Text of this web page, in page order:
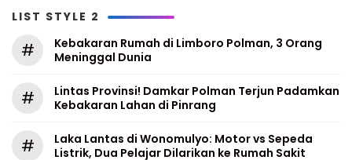
LIST STYLE 2
#
Kebakaran Rumah di Limboro Polman, 3 Orang
Meninggal Dunia
#
Lintas Provinsi! Damkar Polman Terjun Padamkan
Kebakaran Lahan di Pinrang
#
Laka Lantas di Wonomulyo: Motor vs Sepeda
Listrik, Dua Pelajar Dilarikan ke Rumah Sakit